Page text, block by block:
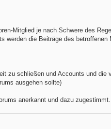
Mitglied je nach Schwere des
werden die Beiträge des
zu schließen und Accounts und
ausgehen sollte)
anerkannt und dazu zugestimmt.